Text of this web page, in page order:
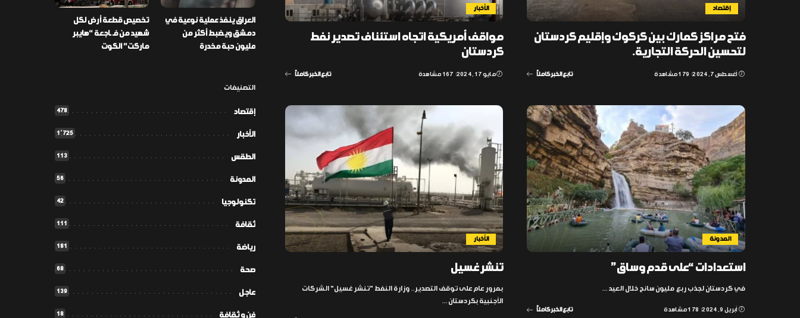
إقتصاد
فتح مراكز كمارك بين كركوك وإقليم كردستان
لتحسين الحركة التجارية.
أغسطس 7, 2024 179 مشاهدة تابع الخبر كاملاً
الأخبار
مواقف أمريكية اتجاه استئناف تصدير نفط
كردستان
مايو 17, 2024 167 مشاهدة تابع الخبر كاملاً
المدونة
استعدادات “على قدم وساق”
في كردستان لجذب ربع مليون سائح خلال العيد ...
أبريل 9, 2024 178 مشاهدة تابع الخبر كاملاً
الأخبار
تنشر غسيل
بمرور عام على توقف التصدير.. وزارة النفط "تنشر غسيل" الشركات
الأجنبية بكردستان ...
العراق ينفذ عملية نوعية في
دمشق ويضبط أكثر من
مليون حبة مخدرة
تخصيص قطعة أرض لكل
شهيد من فـ ـاجعة “هايبر
ماركت” الكوت
التصنيفات
إقتصاد 478
الأخبار 1٬725
الطقس 113
المدونة 56
تكنولوجيا 42
ثقافة 111
رياضة 181
صحة 68
عاجل 139
فن و ثقافة 18